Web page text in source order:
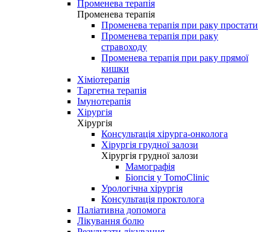
Променева терапія
Променева терапія
Променева терапія при раку простати
Променева терапія при раку
стравоходу
Променева терапія при раку прямої
кишки
Хіміотерапія
Таргетна терапія
Імунотерапія
Хірургія
Хірургія
Консультація хірурга-онколога
Хірургія грудної залози
Хірургія грудної залози
Мамографія
Біопсія у TomoClinic
Урологічна хірургія
Консультація проктолога
Паліативна допомога
Лікування болю